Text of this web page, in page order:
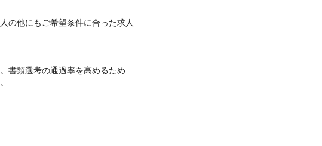
の他にもご希望条件に合った求人
書類選考の通過率を高めるため